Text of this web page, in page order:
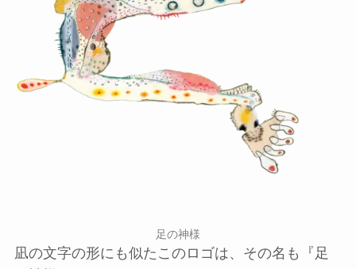
足の神様
凪の文字の形にも似たこのロゴは、その名も『足